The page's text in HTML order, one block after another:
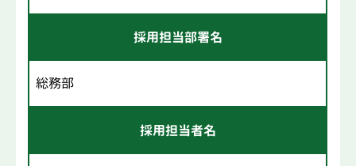
採用担当部署名
総務部
採用担当者名